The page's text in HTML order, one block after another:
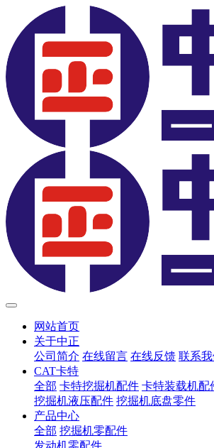
网站首页
关于中正
公司简介 在线留言 在线反馈 联系
CAT卡特
全部 卡特挖掘机配件 卡特装载机配
挖掘机液压配件 挖掘机底盘零件
产品中心
全部 挖掘机零配件
发动机零配件